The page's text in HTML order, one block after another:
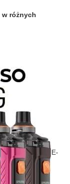
różnych
E-